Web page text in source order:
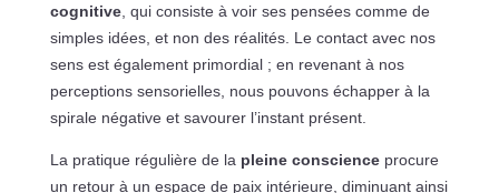
cognitive, qui consiste à voir ses pensées comme de
simples idées, et non des réalités. Le contact avec nos
sens est également primordial ; en revenant à nos
perceptions sensorielles, nous pouvons échapper à la
spirale négative et savourer l’instant présent.
La pratique régulière de la pleine conscienceprocure
un retour à un espace de paix intérieure, diminuant ainsi